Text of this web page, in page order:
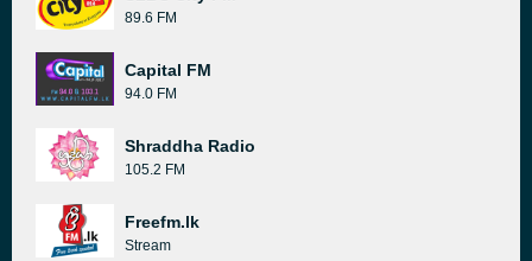
89.6 FM
Capital FM
94.0 FM
Shraddha Radio
105.2 FM
Freefm.lk
Stream